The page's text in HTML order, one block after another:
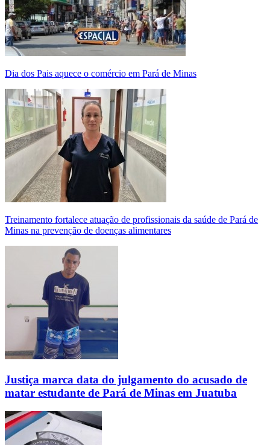
Dia dos Pais aquece o comércio em Pará de Minas
Treinamento fortalece atuação de profissionais da saúde de Pará de
Minas na prevenção de doenças alimentares
Justiça marca data do julgamento do acusado de
matar estudante de Pará de Minas em Juatuba